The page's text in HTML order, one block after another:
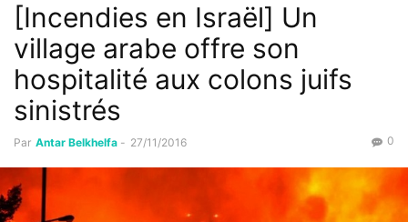
[Incendies en Israël] Un
village arabe offre son
hospitalité aux colons juifs
sinistrés
Par Antar Belkhelfa - 27/11/2016 0